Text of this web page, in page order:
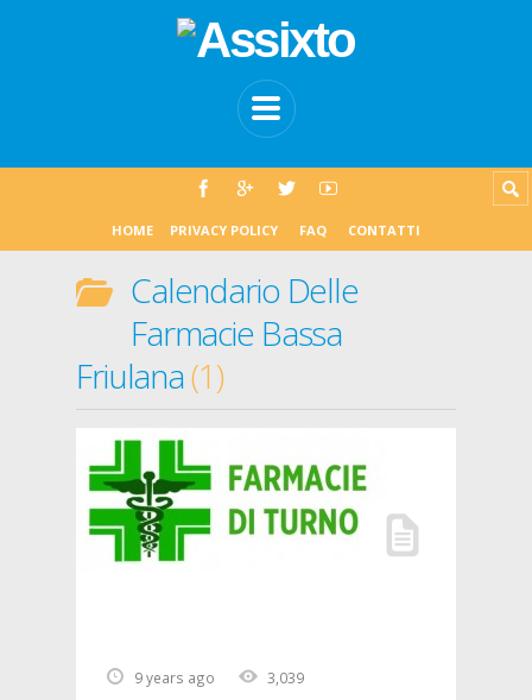
HOME PRIVACY POLICY FAQ CONTATTI
Calendario Delle
Farmacie Bassa
Friulana 1
9 years ago 3,039